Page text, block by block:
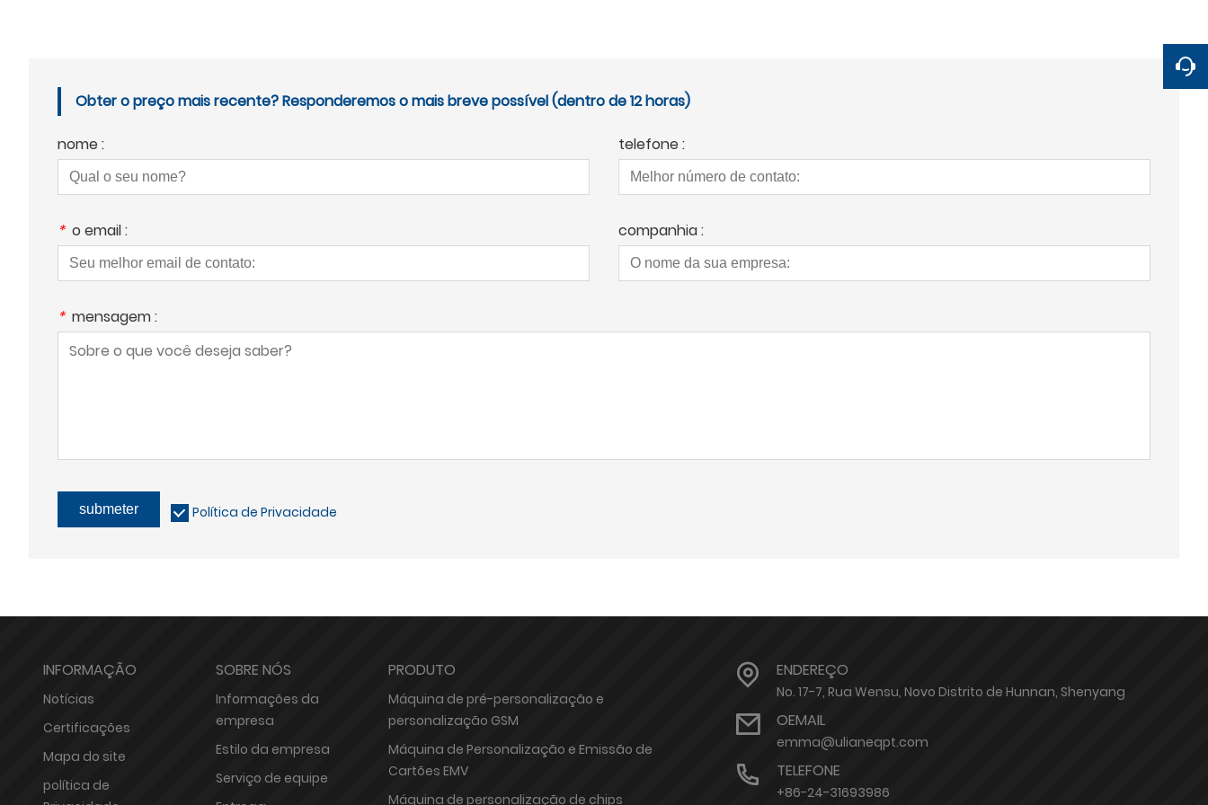
Obter o preço mais recente? Responderemos o mais breve possível (dentro de 12 horas)
nome : telefone :
* o email : companhia :
* mensagem :
submeter Política de Privacidade
INFORMAÇÃO
Notícias
Certificações
Mapa do site
política de
SOBRE NÓS
Informações da
empresa
Estilo da empresa
Serviço de equipe
PRODUTO
Máquina de pré-personalização e
personalização GSM
Máquina de Personalização e Emissão de
Cartões EMV
Máquina de personalização de chips
ENDEREÇO
No. 17-7, Rua Wensu, Novo Distrito de Hunnan, Shenyang
OEMAIL
emma@ulianeqpt.com
TELEFONE
+86-24-31693986